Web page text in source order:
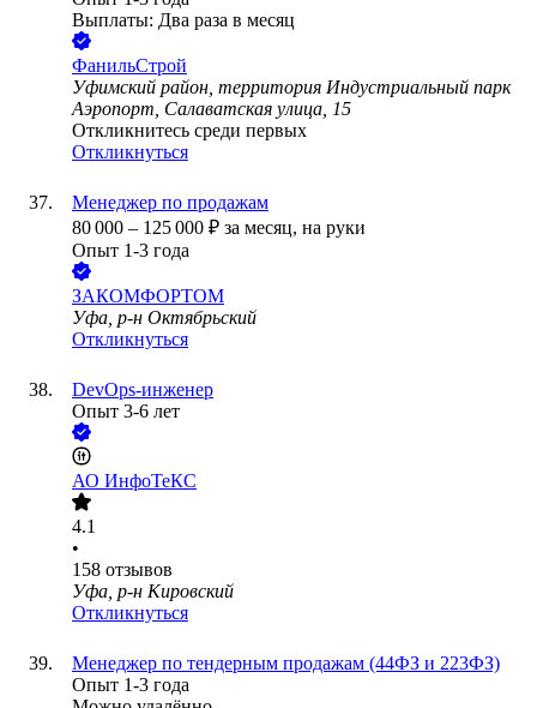
Выплаты: Два раза в месяц
ФанильСтрой
Уфимский район, территория Индустриальный парк
Аэропорт, Салаватская улица, 15
Откликнитесь среди первых
Откликнуться
Менеджер по продажам
80 000 – 125 000 ₽ за месяц, на руки
Опыт 1-3 года
ЗАКОМФОРТОМ
Уфа, р-н Октябрьский
Откликнуться
DevOps-инженер
Опыт 3-6 лет
АО ИнфоТеКС
4.1
•
158 отзывов
Уфа, р-н Кировский
Откликнуться
Менеджер по тендерным продажам (44ФЗ и 223ФЗ)
Опыт 1-3 года